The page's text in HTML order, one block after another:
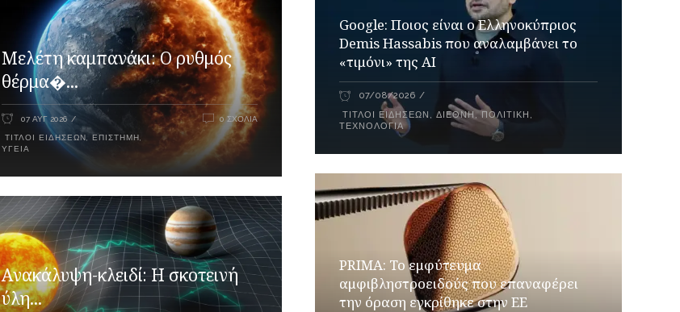
Μελέτη καμπανάκι: Ο ρυθμός
θέρμα�...
07 ΑΥΓ 2026
ΤΊΤΛΟΙ ΕΙΔΉΣΕΩΝ ΕΠΙΣΤΉΜΗ
ΥΓΕΊΑ
0 ΣΧΌΛΙΑ
Ανακάλυψη-κλειδί: Η σκοτεινή
ύλη...
Google: Ποιος είναι ο Ελληνοκύπριος
Demis Hassabis που αναλαμβάνει το
«τιμόνι» της ΑΙ
07/08/2026
ΤΊΤΛΟΙ ΕΙΔΉΣΕΩΝ ,ΔΙΕΘΝΉ ,ΠΟΛΙΤΙΚΉ ,
ΤΕΧΝΟΛΟΓΊΑ
PRIMA: Το εμφύτευμα
αμφιβληστροειδούς που επαναφέρει
την όραση εγκρίθηκε στην ΕΕ